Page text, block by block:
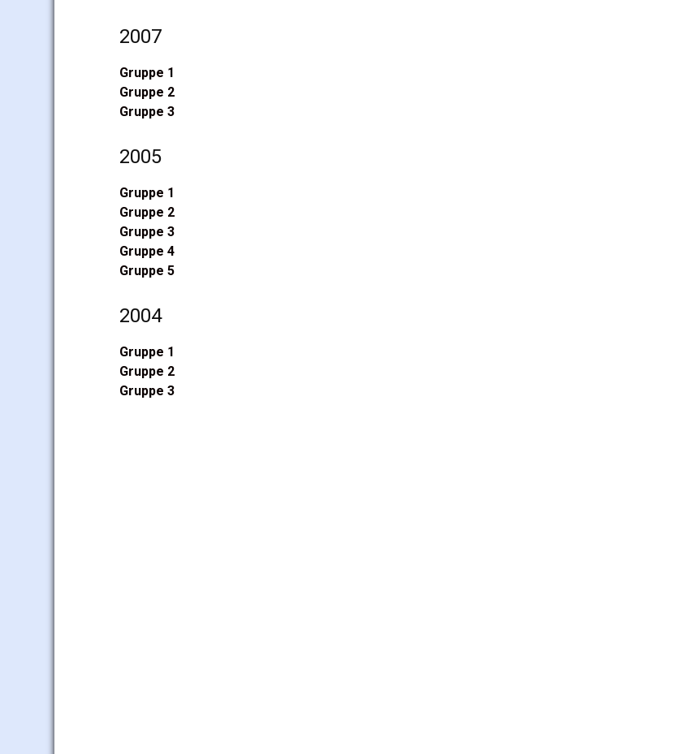
2007
Gruppe 1
Gruppe 2
Gruppe 3
2005
Gruppe 1
Gruppe 2
Gruppe 3
Gruppe 4
Gruppe 5
2004
Gruppe 1
Gruppe 2
Gruppe 3